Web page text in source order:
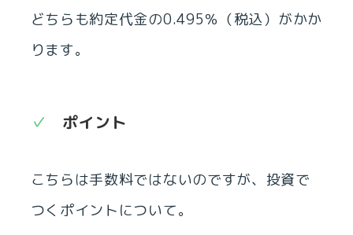
どちらも約定代金の0.495％（税込）がかか
ります。
ポイント
こちらは手数料ではないのですが、投資で
つくポイントについて。